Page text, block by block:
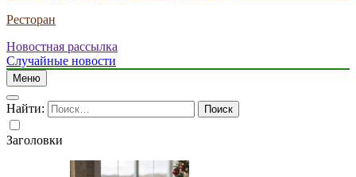
Ресторан
Новостная рассылка
Случайные новости
Меню
Найти:
Заголовки